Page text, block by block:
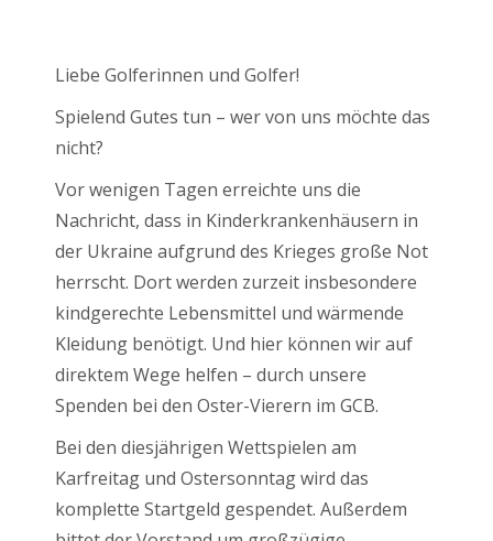
Liebe Golferinnen und Golfer!
Spielend Gutes tun – wer von uns möchte das
nicht?
Vor wenigen Tagen erreichte uns die
Nachricht, dass in Kinderkrankenhäusern in
der Ukraine aufgrund des Krieges große Not
herrscht. Dort werden zurzeit insbesondere
kindgerechte Lebensmittel und wärmende
Kleidung benötigt. Und hier können wir auf
direktem Wege helfen – durch unsere
Spenden bei den Oster-Vierern im GCB.
Bei den diesjährigen Wettspielen am
Karfreitag und Ostersonntag wird das
komplette Startgeld gespendet. Außerdem